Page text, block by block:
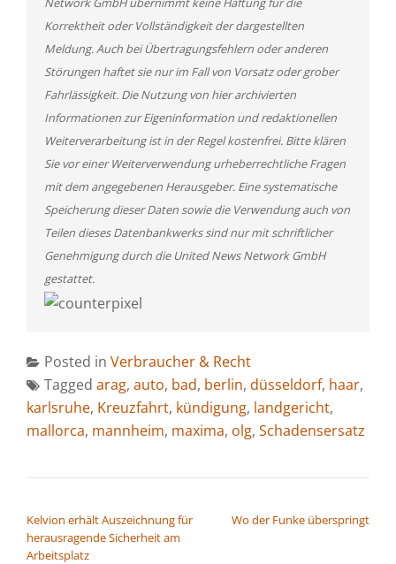
Korrektheit oder Vollständigkeit der dargestellten
Meldung. Auch bei Übertragungsfehlern oder anderen
Störungen haftet sie nur im Fall von Vorsatz oder grober
Fahrlässigkeit. Die Nutzung von hier archivierten
Informationen zur Eigeninformation und redaktionellen
Weiterverarbeitung ist in der Regel kostenfrei. Bitte klären
Sie vor einer Weiterverwendung urheberrechtliche Fragen
mit dem angegebenen Herausgeber. Eine systematische
Speicherung dieser Daten sowie die Verwendung auch von
Teilen dieses Datenbankwerks sind nur mit schriftlicher
Genehmigung durch die United News Network GmbH
gestattet.
Posted in Verbraucher & Recht
Tagged arag, auto, bad, berlin, düsseldorf, haar,
karlsruhe, Kreuzfahrt, kündigung, landgericht,
mallorca, mannheim, maxima, olg, Schadensersatz
Kelvion erhält Auszeichnung für
herausragende Sicherheit am
Arbeitsplatz
Wo der Funke überspringt